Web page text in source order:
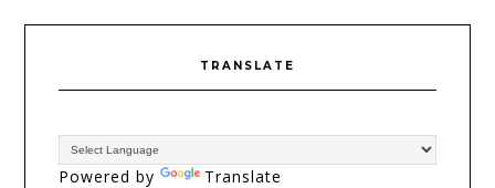
TRANSLATE
Powered by Translate